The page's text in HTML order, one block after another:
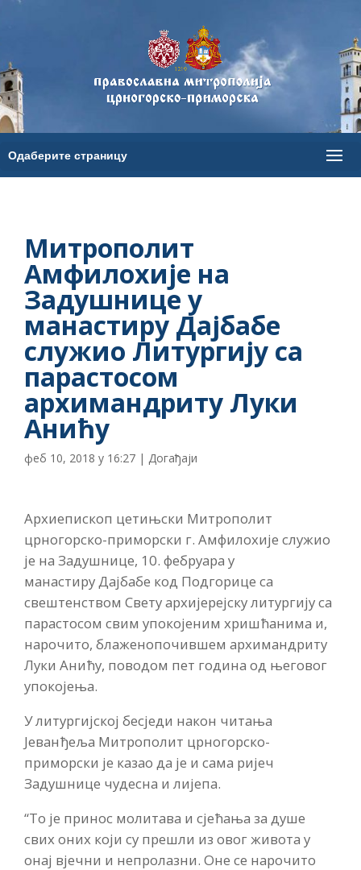
Митрополит
Амфилохије на
Задушнице у
манастиру Дајбабе
служио Литургију са
парастосом
архимандриту Луки
Анићу
феб 10, 2018 у 16:27 | Догађаји
Архиепископ цетињски Митрополит
црногорско-приморски г. Амфилохије служио
је на Задушнице, 10. фебруара у
манастиру Дајбабе код Подгорице са
свештенством Свету архијерејску литургију са
парастосом свим упокојеним хришћанима и,
нарочито, блаженопочившем архимандриту
Луки Анићу, поводом пет година од његовог
упокојења.
У литургијској бесједи након читања
Јеванђеља Митрополит црногорско-
приморски је казао да је и сама ријеч
Задушнице чудесна и лијепа.
“То је принос молитава и сјећања за душе
свих оних који су прешли из овог живота у
онај вјечни и непролазни. Оне се нарочито